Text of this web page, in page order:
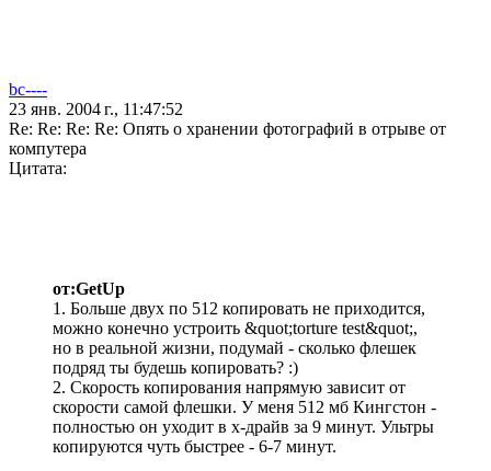
bc----
23 янв. 2004 г., 11:47:52
Re: Re: Re: Re: Опять о хранении фотографий в отрыве от
компутера
Цитата:
от:GetUp
1. Больше двух по 512 копировать не приходится,
можно конечно устроить &quot;torture test&quot;,
но в реальной жизни, подумай - сколько флешек
подряд ты будешь копировать? :)
2. Скорость копирования напрямую зависит от
скорости самой флешки. У меня 512 мб Кингстон -
полностью он уходит в х-драйв за 9 минут. Ультры
копируются чуть быстрее - 6-7 минут.